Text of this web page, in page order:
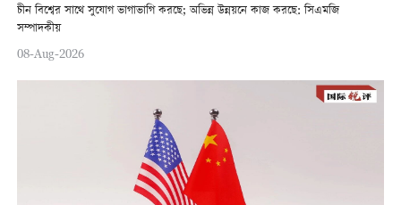
চীন বিশ্বের সাথে সুযোগ ভাগাভাগি করছে; অভিন্ন উন্নয়নে কাজ করছে: সিএমজি
সম্পাদকীয়
08-Aug-2026